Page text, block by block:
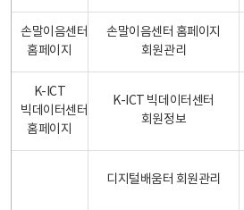
손말이음센터
홈페이지
손말이음센터 홈페이지
회원관리
K-ICT
빅데이터센터
홈페이지
K-ICT 빅데이터센터
회원정보
디지털배움터 회원관리